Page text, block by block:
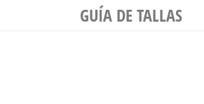
GUÍA DE TALLAS